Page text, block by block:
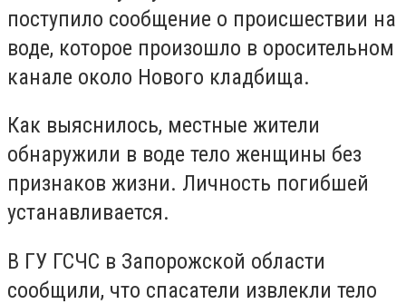
поступило сообщение о происшествии на
воде, которое произошло в оросительном
канале около Нового кладбища.
Как выяснилось, местные жители
обнаружили в воде тело женщины без
признаков жизни. Личность погибшей
устанавливается.
В ГУ ГСЧС в Запорожской области
сообщили, что спасатели извлекли тело